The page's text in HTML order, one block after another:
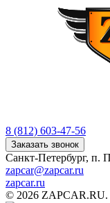
8 (812) 603-47-56
Заказать звонок
Санкт-Петербург, п.
zapcar@zapcar.ru
zapcar.ru
© 2026